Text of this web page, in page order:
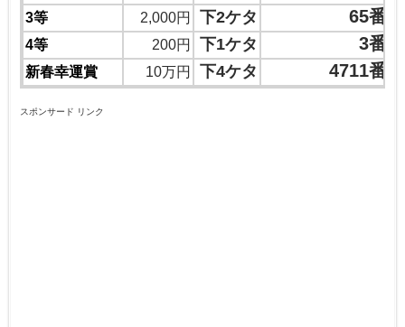
3等 2,000円 下2ケタ 65番
4等 200円 下1ケタ 3番
新春幸運賞 10万円 下4ケタ 4711番
スポンサード リンク